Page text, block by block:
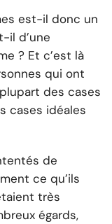
est-il donc un
il d’une
? Et c’est là
qui ont
des cases
cases idéales
de
ce qu’ils
très
égards,